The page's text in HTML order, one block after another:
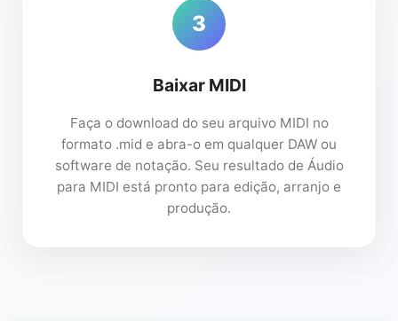
3
Baixar MIDI
Faça o download do seu arquivo MIDI no
formato .mid e abra-o em qualquer DAW ou
software de notação. Seu resultado de Áudio
para MIDI está pronto para edição, arranjo e
produção.